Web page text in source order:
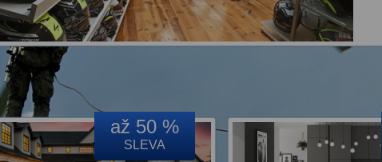
až 50 %
SLEVA